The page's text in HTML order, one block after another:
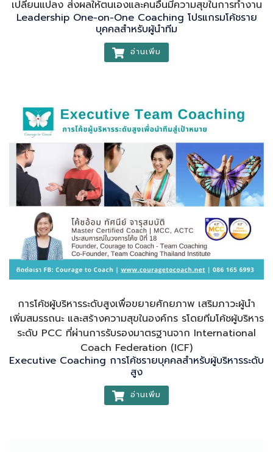
เปลี่ยนแปลง ส่งผลให้ตนเองและคนอื่นมีความสุขในการทำงาน
Leadership One-on-One Coaching โปรแกรมโค้ชราย
บุคคลสำหรับผู้นำทีม
อ่านเพิ่ม
การโค้ชผู้บริหารระดับสูงเพื่อขยายศักยภาพ เสริมภาวะผู้นำ
เพิ่มสมรรถนะ และสร้างความสุขในองค์กร รโดยทีมโค้ชผู้บริหาร
ระดับ PCC ที่ผ่านการรับรองมาตรฐานจาก International
Coach Federation (ICF)
Executive Coaching การโค้ชรายบุคคลสำหรับผู้บริหารระดับ
สูง
อ่านเพิ่ม